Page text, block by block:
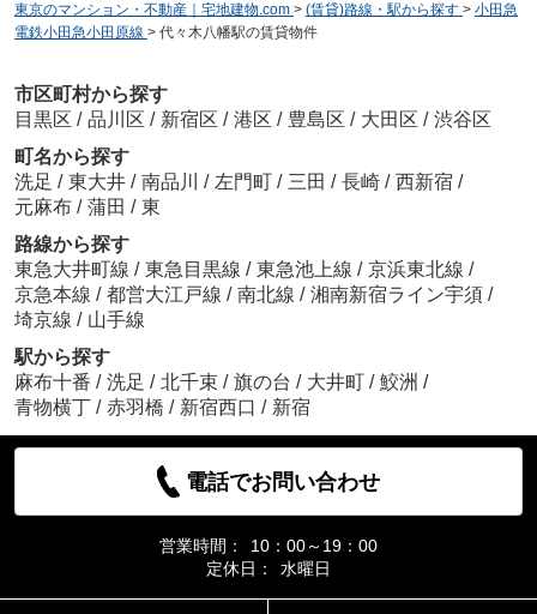
東京のマンション・不動産｜宅地建物.com > (賃貸)路線・駅から探す > 小田急
電鉄小田急小田原線 > 代々木八幡駅の賃貸物件
市区町村から探す
目黒区 / 品川区 / 新宿区 / 港区 / 豊島区 / 大田区 / 渋谷区
町名から探す
洗足 / 東大井 / 南品川 / 左門町 / 三田 / 長崎 / 西新宿 /
元麻布 / 蒲田 / 東
路線から探す
東急大井町線 / 東急目黒線 / 東急池上線 / 京浜東北線 /
京急本線 / 都営大江戸線 / 南北線 / 湘南新宿ライン宇須 /
埼京線 / 山手線
駅から探す
麻布十番 / 洗足 / 北千束 / 旗の台 / 大井町 / 鮫洲 /
青物横丁 / 赤羽橋 / 新宿西口 / 新宿
電話でお問い合わせ
営業時間：
10：00～19：00
定休日：
水曜日